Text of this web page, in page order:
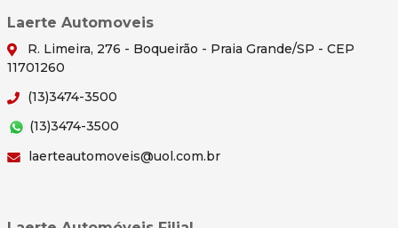
Laerte Automoveis
R. Limeira, 276 - Boqueirão - Praia Grande/SP - CEP
11701260
(13)3474-3500
(13)3474-3500
laerteautomoveis@uol.com.br